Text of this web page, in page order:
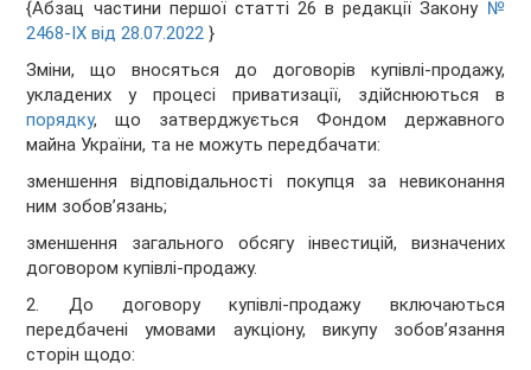
{Абзац частини першої статті 26 в редакції Закону №
2468-IX від 28.07.2022 }
Зміни, що вносяться до договорів купівлі-продажу,
укладених у процесі приватизації, здійснюються в
порядку, що затверджується Фондом державного
майна України, та не можуть передбачати:
зменшення відповідальності покупця за невиконання
ним зобов’язань;
зменшення загального обсягу інвестицій, визначених
договором купівлі-продажу.
2. До договору купівлі-продажу включаються
передбачені умовами аукціону, викупу зобов’язання
сторін щодо: